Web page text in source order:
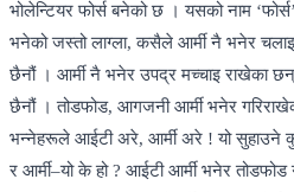
भोलेन्टियर फोर्स बनेको छ । यसको नाम
भनेको जस्तो लाग्ला, कसैले आर्मी नै भनेर
छैनौं । आर्मी नै भनेर उपद्र मच्चाइ राखेका छन्,
छैनौं । तोडफोड, आगजनी आर्मी भनेर
भन्नेहरूले आईटी अरे, आर्मी अरे ! यो सुहाउने
र आर्मी–यो के हो ? आईटी आर्मी भनेर